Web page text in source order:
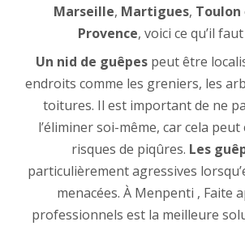
Marseille, Martigues, Toulon
Provence, voici ce qu’il
Un nid de guêpes peut être
endroits comme les greniers, les
toitures. Il est important de ne
l’éliminer soi-même, car cela
risques de piqûres. Les
particulièrement agressives
menacées. À Menpenti , Faite
professionnels est la meilleure